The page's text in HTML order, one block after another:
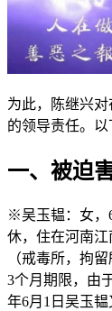
为此，陈继兴
的领导责任。以
一、被迫
※吴玉韫：女，
休，住在河南江
（戒毒所，拘
3个月期限，由
年6月1日吴玉